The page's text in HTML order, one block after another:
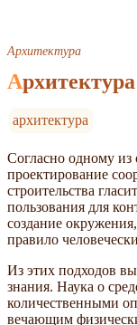
Архитектура
архитектура
Согласно одному из
проектирование
строительства
пользования для
создание
правило
Из этих подходов
знания. Наука о
количественными
вечающим